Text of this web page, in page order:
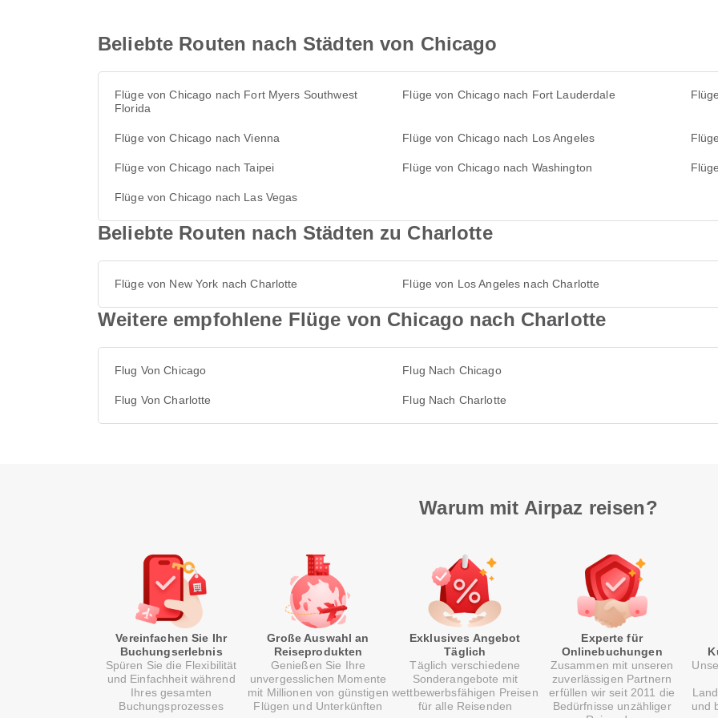
Beliebte Routen nach Städten von Chicago
Flüge von Chicago nach Fort Myers Southwest
Florida
Flüge von Chicago nach Fort Lauderdale
Flüge von Chicago nach Vienna Flüge von Chicago nach Los Angeles
Flüge von Chicago nach Taipei Flüge von Chicago nach Washington
Flüge von Chicago nach Las Vegas
Beliebte Routen nach Städten zu Charlotte
Flüge von New York nach Charlotte Flüge von Los Angeles nach Charlotte
Weitere empfohlene Flüge von Chicago nach Charlotte
Flug Von Chicago
Flug Von Charlotte
Flug Nach Chicago
Flug Nach Charlotte
Warum mit Airpaz reisen?
Vereinfachen Sie Ihr
Buchungserlebnis
Spüren Sie die Flexibilität
und Einfachheit während
Ihres gesamten
Buchungsprozesses
Große Auswahl an
Reiseprodukten
Genießen Sie Ihre
unvergesslichen Momente
mit Millionen von günstigen
Flügen und Unterkünften
Exklusives Angebot
Täglich
Täglich verschiedene
Sonderangebote mit
wettbewerbsfähigen Preisen
für alle Reisenden
Experte für
Onlinebuchungen
Zusammen mit unseren
zuverlässigen Partnern
erfüllen wir seit 2011 die
Bedürfnisse unzähliger
und